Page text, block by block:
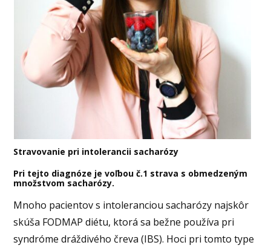
Stravovanie pri intolerancii sacharózy
Pri tejto diagnóze je voľbou č.1 strava s obmedzeným
množstvom sacharózy.
Mnoho pacientov s intoleranciou sacharózy najskôr
skúša FODMAP diétu, ktorá sa bežne používa pri
syndróme dráždivého čreva (IBS). Hoci pri tomto type